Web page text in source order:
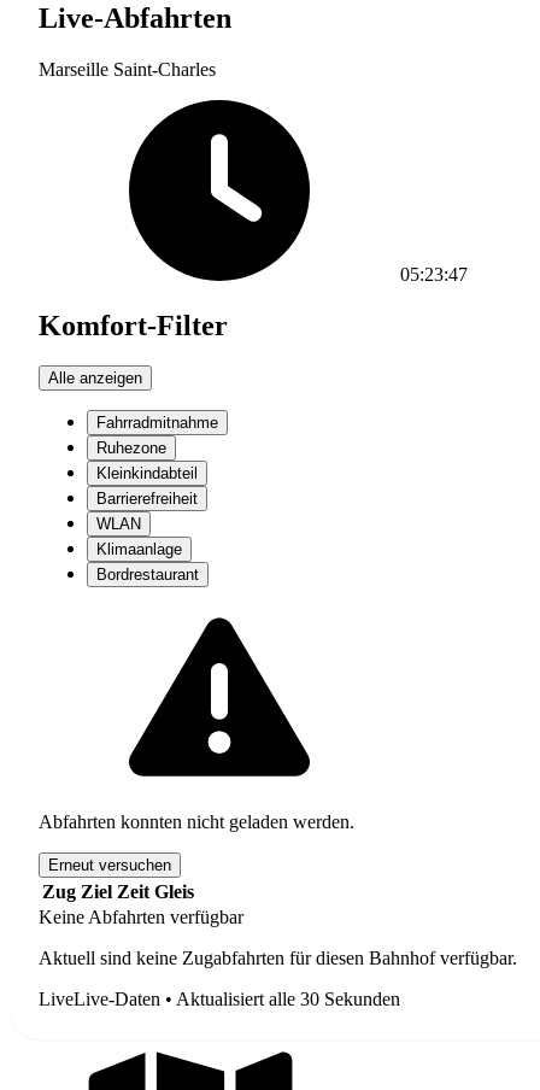
Live-Abfahrten
Marseille Saint-Charles
05:23:47
Komfort-Filter
Alle anzeigen
Fahrradmitnahme
Ruhezone
Kleinkindabteil
Barrierefreiheit
WLAN
Klimaanlage
Bordrestaurant
Abfahrten konnten nicht geladen werden.
Erneut versuchen
Zug Ziel Zeit Gleis
Keine Abfahrten verfügbar
Aktuell sind keine Zugabfahrten für diesen Bahnhof verfügbar.
LiveLive-Daten • Aktualisiert alle 30 Sekunden